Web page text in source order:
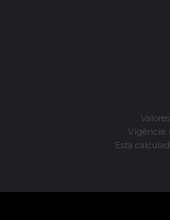
Vigência:
Esta